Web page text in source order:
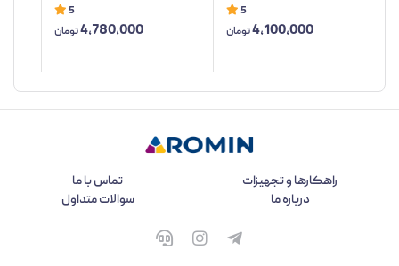
5
4,100,000تومان
5
4,780,000تومان
راهکارها و تجهیزات
تماس با ما
درباره ما
سوالات متداول